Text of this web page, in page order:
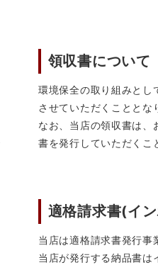
領収書について
環境保全の取り組みとし
させていただくこととな
なお、当店の領収書は、
書を発行していただくこ
適格請求書(イ
当店は適格請求書発行事
当店が発行する納品書は